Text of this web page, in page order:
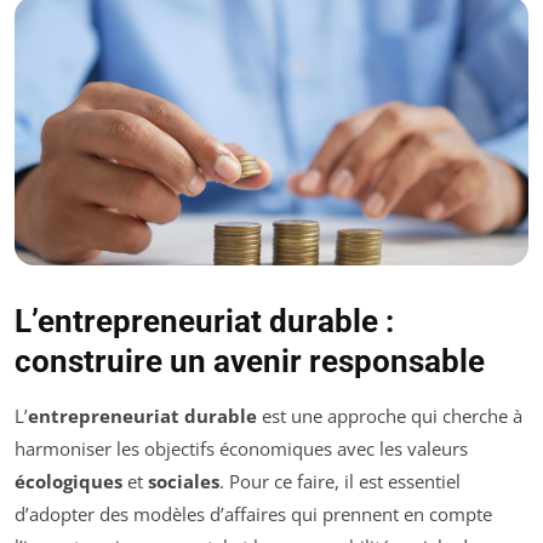
L’entrepreneuriat durable :
construire un avenir responsable
L’entrepreneuriat durable est une approche qui cherche à
harmoniser les objectifs économiques avec les valeurs
écologiques et sociales. Pour ce faire, il est essentiel
d’adopter des modèles d’affaires qui prennent en compte